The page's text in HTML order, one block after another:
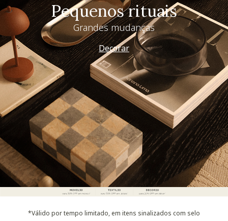
Pequenos rituais
Grandes mudanças
Decorar
*Válido por tempo limitado, em itens sinalizados com selo